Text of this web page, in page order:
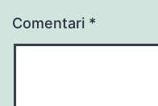
Comentari *